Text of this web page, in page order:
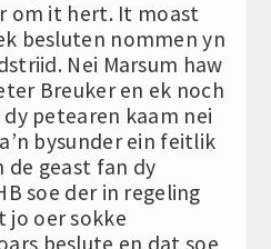
om it hert. It moast
besluten nommen yn
Nei Marsum haw
Breuker en ek noch
petearen kaam nei
bysunder ein feitlik
geast fan dy
soe der in regeling
oer sokke
beslute en dat soe